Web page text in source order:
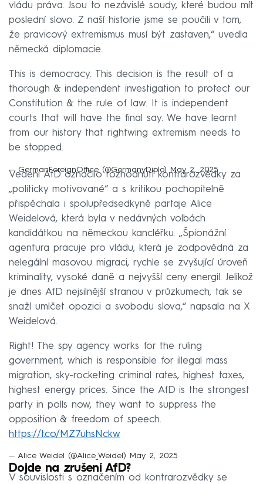
vládu práva. Jsou to nezávislé soudy, které budou mít
poslední slovo. Z naší historie jsme se poučili v tom,
že pravicový extremismus musí být zastaven,“ uvedla
německá diplomacie.
This is democracy. This decision is the result of a
thorough & independent investigation to protect our
Constitution & the rule of law. It is independent
courts that will have the final say. We have learnt
from our history that rightwing extremism needs to
be stopped.
— GermanForeignOffice (@GermanyDiplo) May 2, 2025
Vedení AfD označilo rozhodnutí kontrarozvědky za
„politicky motivované“ a s kritikou pochopitelně
přispěchala i spolupředsedkyně partaje Alice
Weidelová, která byla v nedávných volbách
kandidátkou na německou kancléřku. „Špionážní
agentura pracuje pro vládu, která je zodpovědná za
nelegální masovou migraci, rychle se zvyšující úroveň
kriminality, vysoké daně a nejvyšší ceny energií. Jelikož
je dnes AfD nejsilnější stranou v průzkumech, tak se
snaží umlčet opozici a svobodu slova,“ napsala na X
Weidelová.
Right! The spy agency works for the ruling
government, which is responsible for illegal mass
migration, sky-rocketing criminal rates, highest taxes,
highest energy prices. Since the AfD is the strongest
party in polls now, they want to suppress the
opposition & freedom of speech.
https://t.co/MZ7uhsNckw
— Alice Weidel (@Alice_Weidel) May 2, 2025
Dojde na zrušení AfD?
V souvislosti s označením od kontrarozvědky se